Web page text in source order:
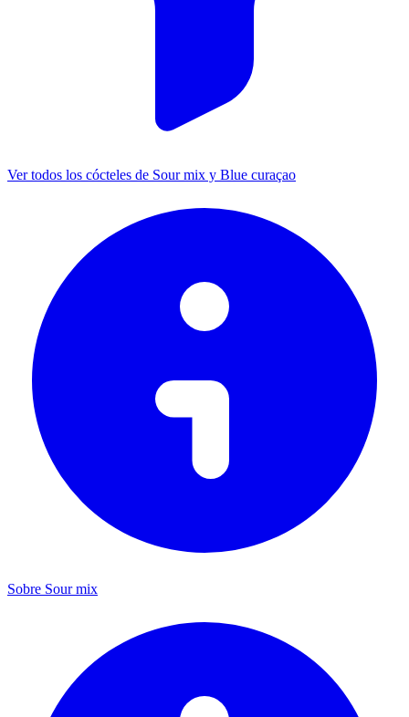
Ver todos los cócteles de Sour mix y Blue curaçao
Sobre Sour mix